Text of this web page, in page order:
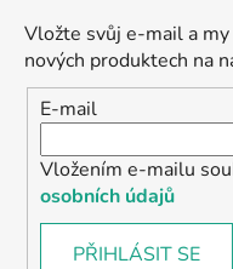
Vložte svůj e-mail a
nových produktech na
E-mail
Vložením e-mailu
osobních údajů
PŘIHLÁSIT SE